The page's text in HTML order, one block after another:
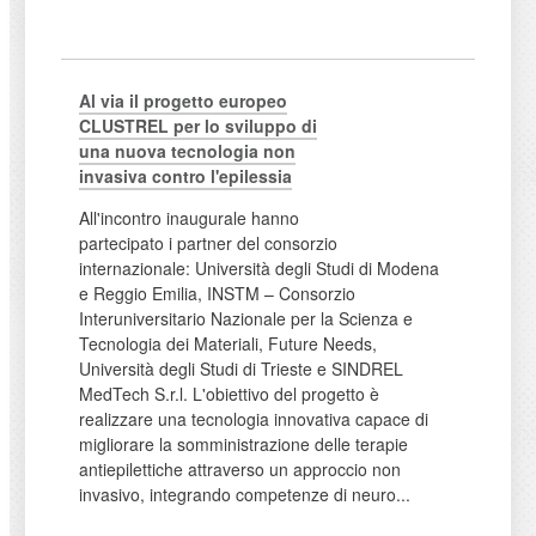
Al via il progetto europeo
CLUSTREL per lo sviluppo di
una nuova tecnologia non
invasiva contro l'epilessia
All'incontro inaugurale hanno
partecipato i partner del consorzio
internazionale: Università degli Studi di Modena
e Reggio Emilia, INSTM – Consorzio
Interuniversitario Nazionale per la Scienza e
Tecnologia dei Materiali, Future Needs,
Università degli Studi di Trieste e SINDREL
MedTech S.r.l. L'obiettivo del progetto è
realizzare una tecnologia innovativa capace di
migliorare la somministrazione delle terapie
antiepilettiche attraverso un approccio non
invasivo, integrando competenze di neuro...